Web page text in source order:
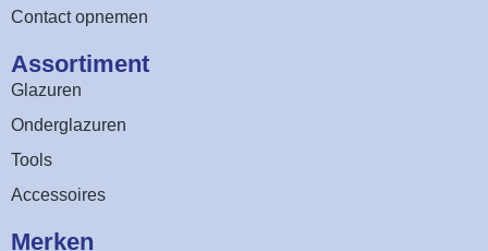
Contact opnemen
Assortiment​
Glazuren
Onderglazuren
Tools
Accessoires
Merken